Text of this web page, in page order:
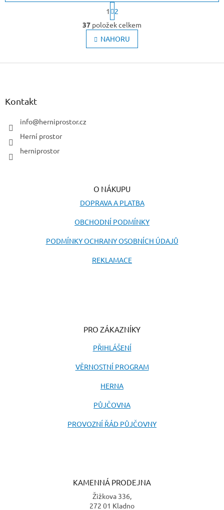
O
v
l
á
u
S
t
r
á
n
k
v
1
2
37 položek celkem
NAHORU
Z
Kontakt
info@herniprostor.cz
Herní prostor
herniprostor
O NÁKUPU
DOPRAVA A PLATBA
OBCHODNÍ PODMÍNKY
PODMÍNKY OCHRANY OSOBNÍCH ÚDAJŮ
REKLAMACE
PRO ZÁKAZNÍKY
PŘIHLÁŠENÍ
VĚRNOSTNÍ PROGRAM
HERNA
PŮJČOVNA
PROVOZNÍ ŘÁD PŮJČOVNY
KAMENNÁ PRODEJNA
Žižkova 336,
272 01 Kladno